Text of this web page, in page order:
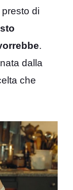
di
.
dalla
che